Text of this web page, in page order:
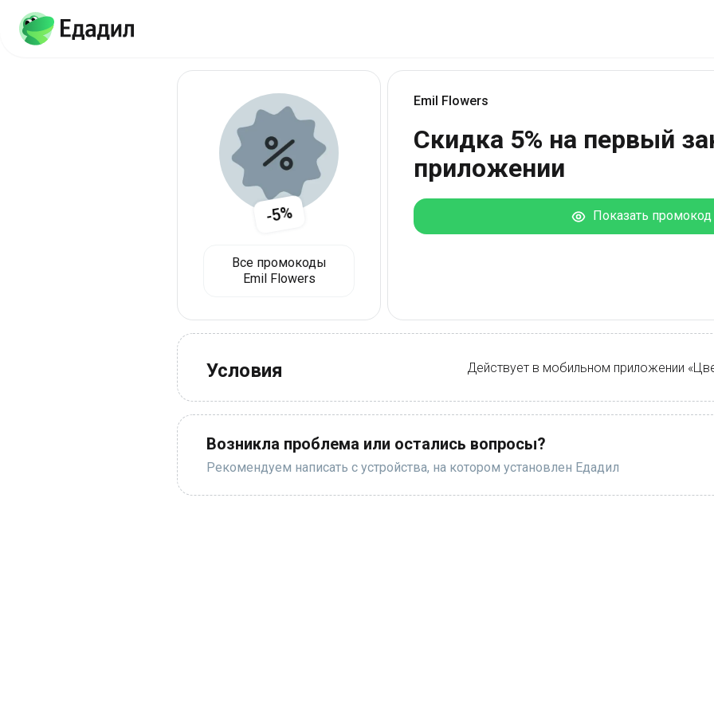
-5%
Все промокоды
Emil Flowers
Emil Flowers
Скидка 5% на первый
приложении
Показать промокод
Условия Действует в мобильном приложении
Возникла проблема или остались вопросы?
Рекомендуем написать с устройства, на котором установлен Едадил